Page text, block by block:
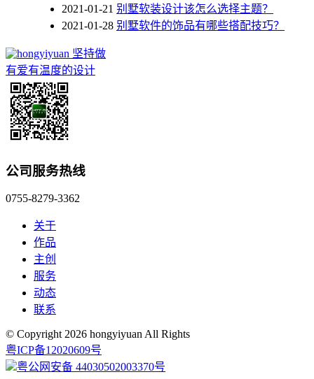
2021-01-21 别墅软装设计该怎么选择主题？
2021-01-28 别墅软件的饰品有哪些搭配技巧？
坚持做
有爱有温度的设计
公司服务热线
0755-8279-3362
关于
作品
主创
服务
动态
联系
© Copyright 2026 hongyiyuan All Rights
粤ICP备12020609号
粤公网安备 44030502003370号